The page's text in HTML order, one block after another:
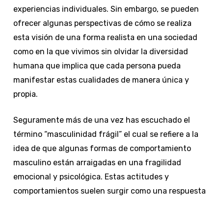
experiencias individuales. Sin embargo, se pueden
ofrecer algunas perspectivas de cómo se realiza
esta visión de una forma realista en una sociedad
como en la que vivimos sin olvidar la diversidad
humana que implica que cada persona pueda
manifestar estas cualidades de manera única y
propia.
Seguramente más de una vez has escuchado el
término “masculinidad frágil” el cual se refiere a la
idea de que algunas formas de comportamiento
masculino están arraigadas en una fragilidad
emocional y psicológica. Estas actitudes y
comportamientos suelen surgir como una respuesta